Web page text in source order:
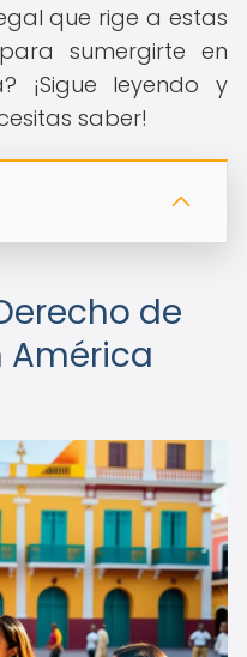
que rige a estas
sumergirte en
¡Sigue leyendo y
saber!
de
América